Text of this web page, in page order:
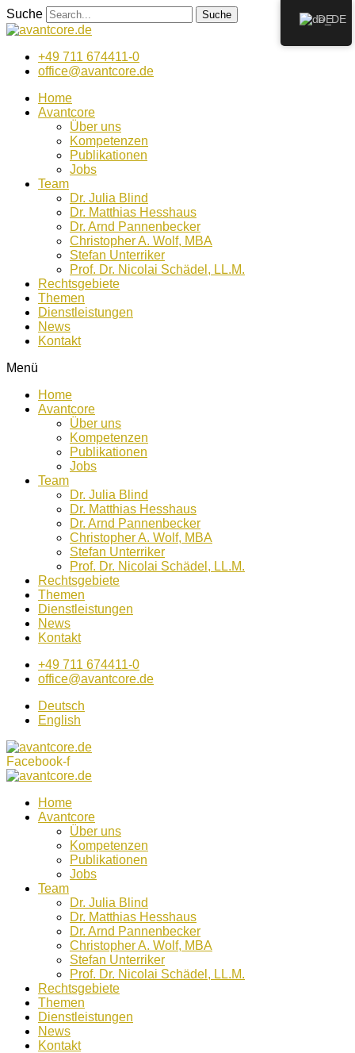
Zum
Inhalt
Suche Suche
+49 711 674411-0
office@avantcore.de
Home
Avantcore
Über uns
Kompetenzen
Publikationen
Jobs
Team
Dr. Julia Blind
Dr. Matthias Hesshaus
Dr. Arnd Pannenbecker
Christopher A. Wolf, MBA
Stefan Unterriker
Prof. Dr. Nicolai Schädel, LL.M.
Rechtsgebiete
Themen
Dienstleistungen
News
Kontakt
Menü
Home
Avantcore
Über uns
Kompetenzen
Publikationen
Jobs
Team
Dr. Julia Blind
Dr. Matthias Hesshaus
Dr. Arnd Pannenbecker
Christopher A. Wolf, MBA
Stefan Unterriker
Prof. Dr. Nicolai Schädel, LL.M.
Rechtsgebiete
Themen
Dienstleistungen
News
Kontakt
+49 711 674411-0
office@avantcore.de
Deutsch
English
Facebook-f
Home
Avantcore
Über uns
Kompetenzen
Publikationen
Jobs
Team
Dr. Julia Blind
Dr. Matthias Hesshaus
Dr. Arnd Pannenbecker
Christopher A. Wolf, MBA
Stefan Unterriker
Prof. Dr. Nicolai Schädel, LL.M.
Rechtsgebiete
Themen
Dienstleistungen
News
Kontakt
DE